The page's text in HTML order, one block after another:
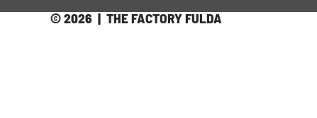
© 2026  |  THE FACTORY FULDA